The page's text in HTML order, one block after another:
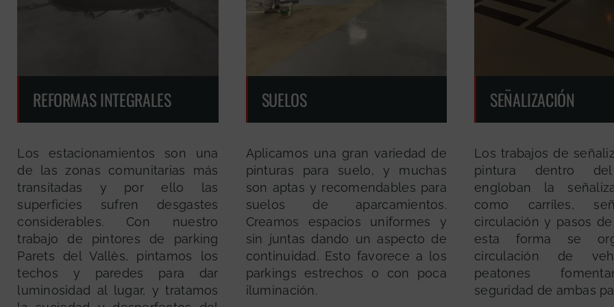
REFORMAS INTEGRALES
Los estacionamientos son una
de las zonas comunitarias más
transitadas y por ello las
superficies sufren desgastes
considerables. Con nuestro
trabajo de pintores de parking
Parets del Vallès, pintamos los
techos y paredes para dar
luminosidad al lugar, y tratamos
SUELOS
Aplicamos una gran variedad de
pinturas para suelo, y muchas
son aptas y recomendables para
suelos de aparcamientos.
Creamos espacios uniformes y
sin juntas dando un aspecto de
continuidad. Esto favorece a los
parkings estrechos o con poca
iluminación.
SEÑALIZACIÓN
Los trabajos de
pintura dentro
engloban la
como carriles,
circulación y pasos
esta forma se
circulación de
peatones
seguridad de ambas